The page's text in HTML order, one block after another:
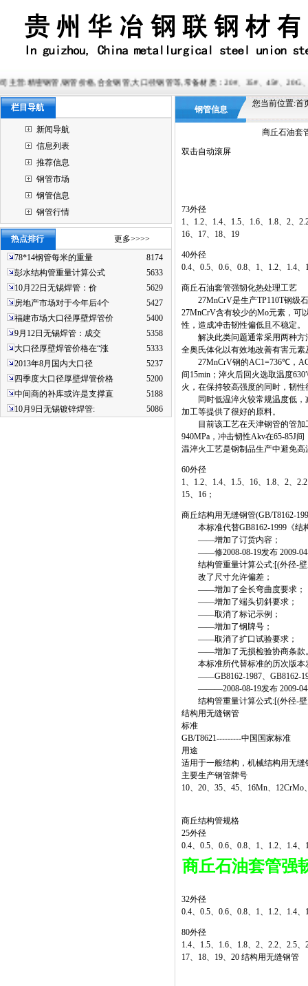
营:精密钢管,钢管价格,合金钢管,大口径钢管等,常备材质：20#、35#、45#、20G
栏目导航
新闻导航
信息列表
推荐信息
钢管市场
钢管信息
钢管行情
热点排行
更多>>>>
78*14钢管每米的重量
8174
彭水结构管重量计算公式
5633
10月22日无锡焊管：价
5629
房地产市场对于今年后4个
5427
福建市场大口径厚壁焊管价
5400
9月12日无锡焊管：成交
5358
大口径厚壁焊管价格在“涨
5333
2013年8月国内大口径
5237
四季度大口径厚壁焊管价格
5200
中间商的补库或许是支撑直
5188
10月9日无锡镀锌焊管:
5086
钢管信息
您当前位置:首
商丘石油套
双击自动滚屏
73外径
1、1.2、1.4、1.5、1.6、1.8、2、
16、17、18、19
40外径
0.4、0.5、0.6、0.8、1、1.2、1.4
商丘石油套管强韧化热处理工艺
27MnCrV是生产TP110T钢级石
27MnCrV含有较少的Mo元素，可
性，造成冲击韧性偏低且不稳定。
解决此类问题通常采用两种方
全奥氏体化以有效地改善有害元
27MnCrV钢的AC1=736℃，
间15min；淬火后回火选取温度
火，在保持较高强度的同时，韧性
同时低温淬火较常规温度低，
加工等提供了很好的原料。
目前该工艺在天津钢管的管加工
940MPa，冲击韧性Akv在65-85J
温淬火工艺是钢制品生产中避免
60外径
1、1.2、1.4、1.5、16、1.8、2、
15、16；
商丘结构用无缝钢管(GB/T8162-
本标准代替GB8162-1999《结
——增加了订货内容；
——修2008-08-19发布 2009-
结构管重量计算公式:[(外径-壁
改了尺寸允许偏差；
——增加了全长弯曲度要求；
——增加了端头切斜要求；
——取消了标记示例；
——增加了钢牌号；
——取消了扩口试验要求；
——增加了无损检验协商条款
本标准所代替标准的历次版本
——GB8162-1987、GB8162-
———2008-08-19发布 2009-04-
结构管重量计算公式:[(外径-壁
结构用无缝钢管
标准
GB/T8621---------中国国家标准
用途
适用于一般结构，机械结构用无缝
主要生产钢管牌号
10、20、35、45、16Mn、
商丘结构管规格
25外径
0.4、0.5、0.6、0.8、1、1.2、1.4
商丘石油套管强
32外径
0.4、0.5、0.6、0.8、1、1.2、1.4
80外径
1.4、1.5、1.6、1.8、2、2.2、2.5
17、18、19、20 结构用无缝钢管